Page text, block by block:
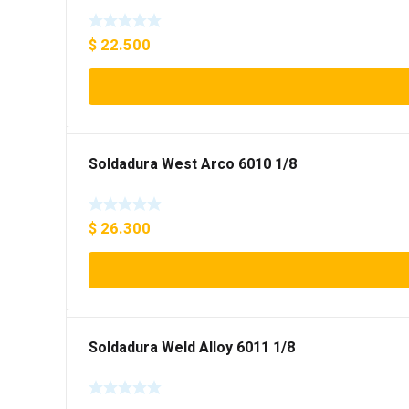
$ 22.500
Soldadura West Arco 6010 1/8
$ 26.300
Soldadura Weld Alloy 6011 1/8